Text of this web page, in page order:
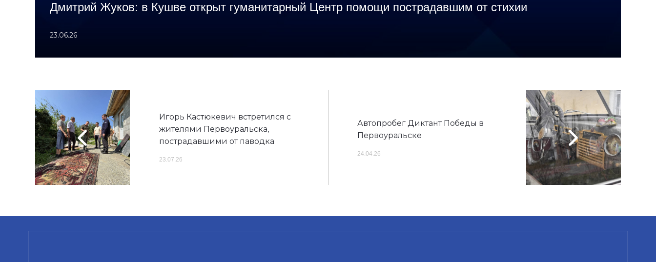
Дмитрий Жуков: в Кушве открыт гуманитарный Центр помощи пострадавшим от стихии
23.06.26
Игорь Кастюкевич встретился с
жителями Первоуральска,
пострадавшими от паводка
23.07.26
Автопробег Диктант Победы в
Первоуральске
24.04.26